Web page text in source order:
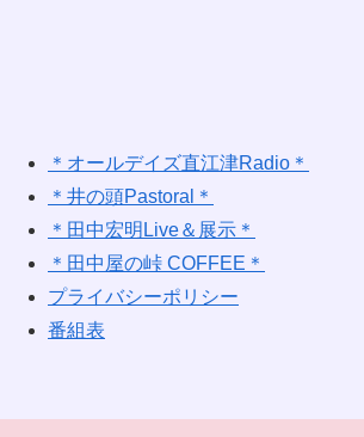
＊オールデイズ直江津Radio＊
＊井の頭Pastoral＊
＊田中宏明Live＆展示＊
＊田中屋の峠 COFFEE＊
プライバシーポリシー
番組表